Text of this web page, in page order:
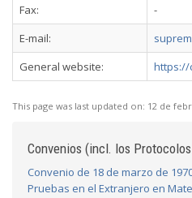
Fax:
-
E-mail:
General website:
https://
This page was last updated on: 12 de
Convenios (incl. los
Convenio de 18 de marzo de
Pruebas en el Extranjero en